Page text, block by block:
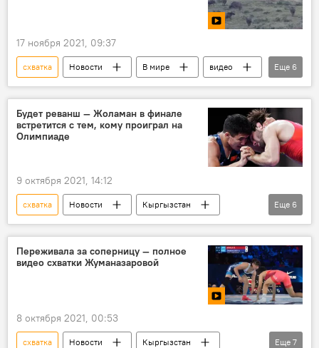
17 ноября 2021, 09:37
схватка Новости В мире
видео
Мультимедиа
ЮАР
носорог
буйвол
заповедник
Интересное из мира животных
Еще 6
Будет реванш — Жоламан в финале
встретится с тем, кому проиграл на
Олимпиаде
9 октября 2021, 14:12
схватка Новости
Кыргызстан
спорт
Жоламан Шаршенбеков
финал
чемпионат мира
Виктор Чобану
Чемпионат мира по спортивной борьбе в Норвегии
Еще 6
Переживала за соперницу — полное
видео схватки Жуманазаровой
8 октября 2021, 00:53
схватка Новости
Кыргызстан
Еще 7